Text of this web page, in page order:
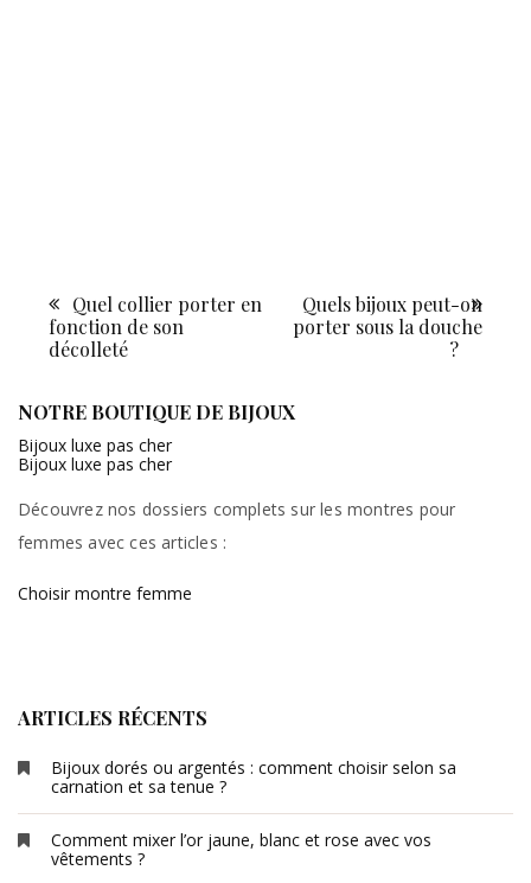
Navigation
de
l’article
Quel collier porter en
fonction de son
décolleté
Quels bijoux peut-on
porter sous la douche
?
NOTRE BOUTIQUE DE BIJOUX
Bijoux luxe pas cher
Bijoux luxe pas cher
Découvrez nos dossiers complets sur les montres pour
femmes avec ces articles :
Choisir montre femme
ARTICLES RÉCENTS
Bijoux dorés ou argentés : comment choisir selon sa
carnation et sa tenue ?
Comment mixer l’or jaune, blanc et rose avec vos
vêtements ?